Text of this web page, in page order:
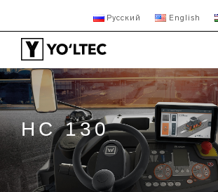
Русский English
HC 130